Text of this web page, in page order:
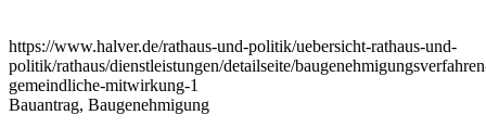
https://www.halver.de/rathaus-und-politik/uebersicht-rathaus-und-
politik/rathaus/dienstleistungen/detailseite/
gemeindliche-mitwirkung-1
Bauantrag, Baugenehmigung